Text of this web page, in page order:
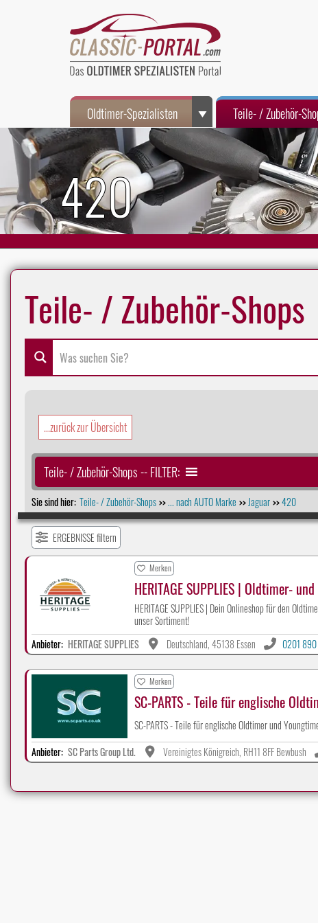
Oldtimer-Spezialisten Teile- / Zubehör-
420
Teile- / Zubehör-Shops
...zurück zur Übersicht
Teile- / Zubehör-Shops -- FILTER:
Sie sind hier: Teile- / Zubehör-Shops >>... nach AUTO Marke >> Jaguar >>420
ERGEBNISSE filtern
Merken
HERITAGE SUPPLIES | Oldtimer-
HERITAGE SUPPLIES | Dein Onlineshop für den
unser Sortiment!
Anbieter: HERITAGE SUPPLIES Deutschland, 45138 Essen 0201
Merken
SC-PARTS - Teile für englische
SC-PARTS - Teile für englische Oldtimer und
Anbieter: SC Parts Group Ltd. Vereinigtes Königreich, RH11 8FF Bewbush